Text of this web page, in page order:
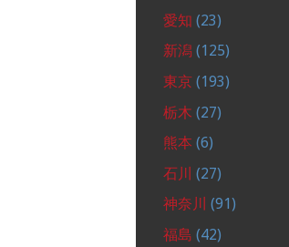
愛知 (23)
新潟 (125)
東京 (193)
栃木 (27)
熊本 (6)
石川 (27)
神奈川 (91)
福島 (42)